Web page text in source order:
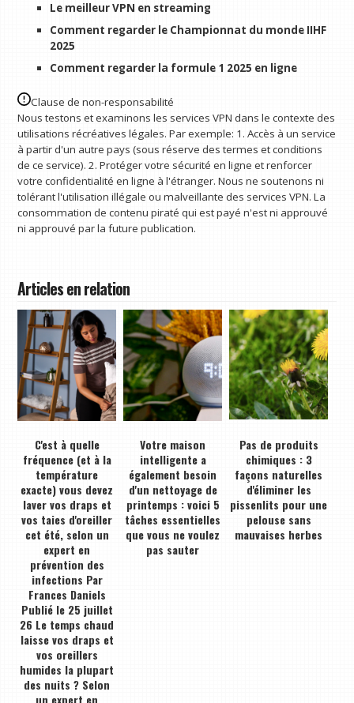
Le meilleur VPN en streaming
Comment regarder le Championnat du monde IIHF
2025
Comment regarder la formule 1 2025 en ligne
Clause de non-responsabilité
Nous testons et examinons les services VPN dans le contexte des
utilisations récréatives légales. Par exemple: 1. Accès à un service
à partir d'un autre pays (sous réserve des termes et conditions
de ce service). 2. Protéger votre sécurité en ligne et renforcer
votre confidentialité en ligne à l'étranger. Nous ne soutenons ni
tolérant l'utilisation illégale ou malveillante des services VPN. La
consommation de contenu piraté qui est payé n'est ni approuvé
ni approuvé par la future publication.
Articles en relation
C'est à quelle
fréquence (et à la
température
exacte) vous devez
laver vos draps et
vos taies d'oreiller
cet été, selon un
expert en
prévention des
infections Par
Frances Daniels
Publié le 25 juillet
26 Le temps chaud
laisse vos draps et
vos oreillers
humides la plupart
des nuits ? Selon
un expert en
Votre maison
intelligente a
également besoin
d'un nettoyage de
printemps : voici 5
tâches essentielles
que vous ne voulez
pas sauter
Pas de produits
chimiques : 3
façons naturelles
d'éliminer les
pissenlits pour une
pelouse sans
mauvaises herbes